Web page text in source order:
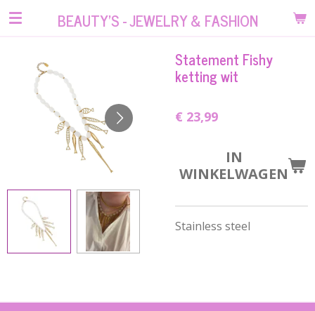
Ga
hoofdinhoud
BEAUTY'S - JEWELRY & FASHION
Statement Fishy
ketting wit
€ 23,99
IN
WINKELWAGEN
Stainless steel